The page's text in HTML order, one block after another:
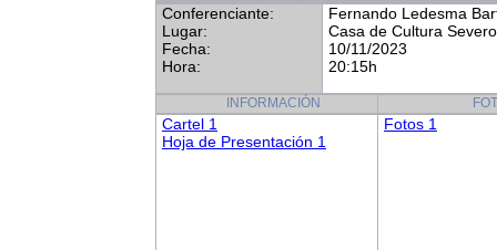
Conferenciante:
Lugar:
Fecha:
Hora:
Fernando Ledesma
Casa de Cultura
10/11/2023
20:15h
INFORMACIÓN
Cartel 1
Hoja de Presentación 1
Fotos 1